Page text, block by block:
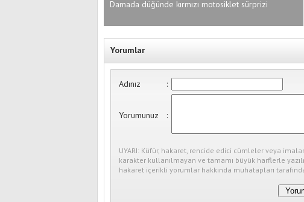
Damada düğünde kırmızı motosiklet sürprizi
Yorumlar
Adınız :
Yorumunuz :
UYARI: Küfür, hakaret, rencide edici cümleler veya
karakter kullanılmayan ve tamamı büyük harflerle
hakaret içerikli yorumlar hakkında muhatapları